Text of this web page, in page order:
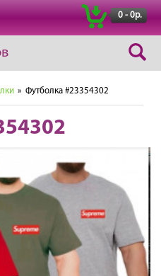
0 - 0р.
» Футболка #23354302